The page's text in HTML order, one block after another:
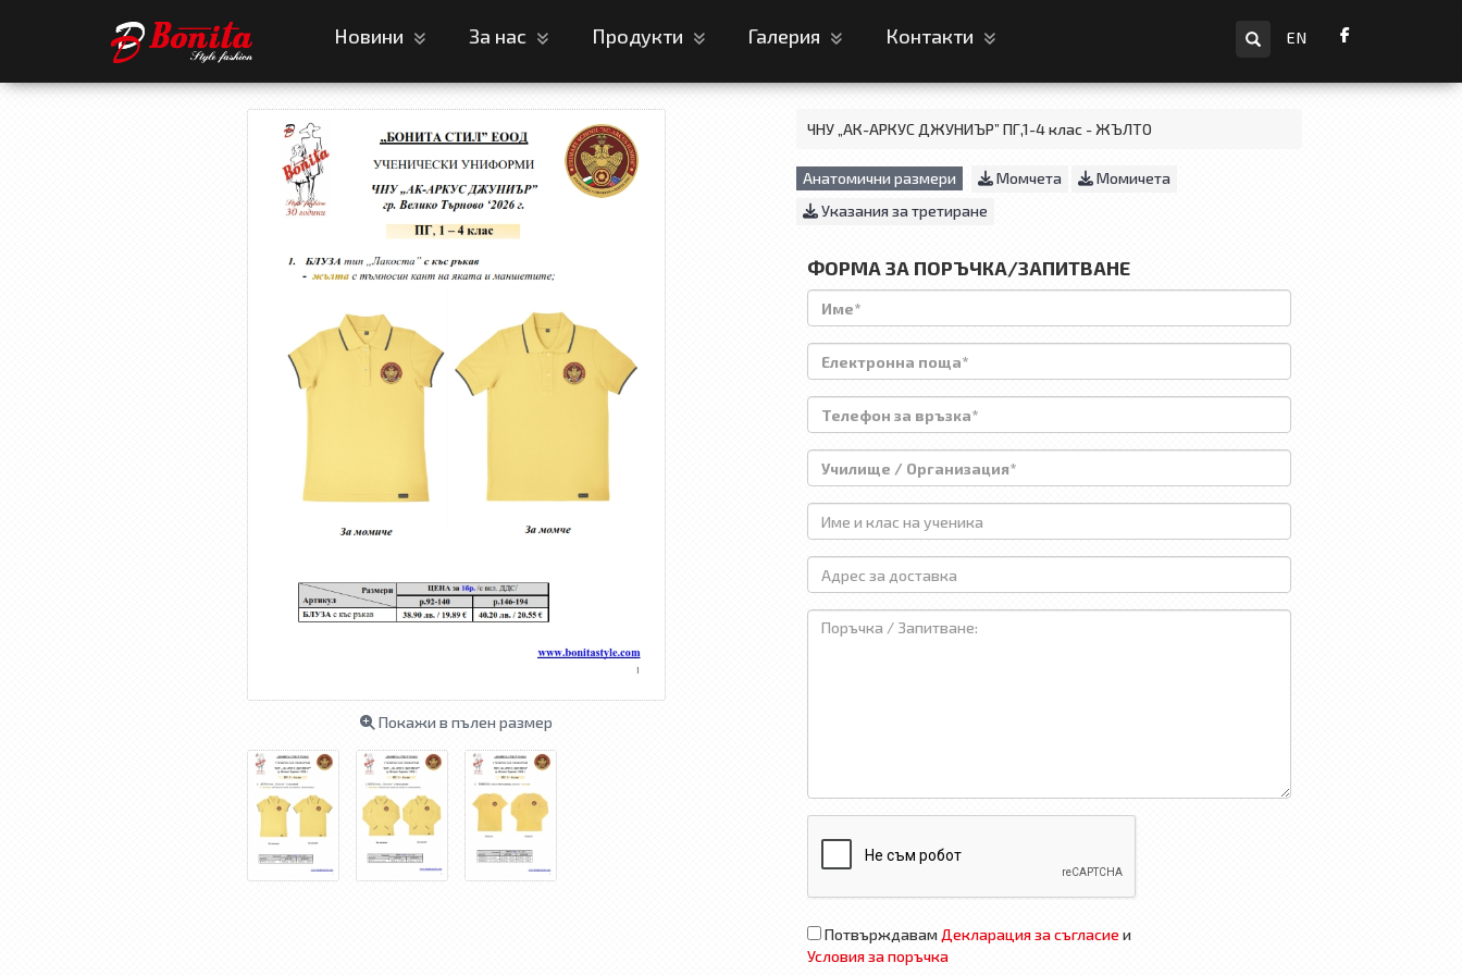
Новини За нас Продукти Галерия Контакти
EN
Покажи в пълен размер
ЧНУ „АК-АРКУС ДЖУНИЪР” ПГ,1-4 клас - ЖЪЛТО
Анатомични размери Момчета
Момичета
Указания за третиране
ФОРМА ЗА ПОРЪЧКА/ЗАПИТВАНЕ
Потвърждавам Декларация за съгласие и
Условия за поръчка